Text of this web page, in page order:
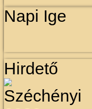
Napi Ige
Hirdető